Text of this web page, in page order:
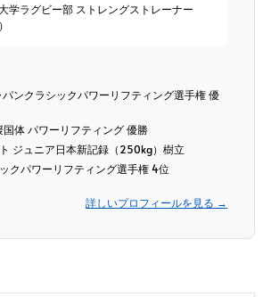
学ラグビー部 ストレングストレーナー
ンクラシックパワーリフティング選手権 優
体 パワーリフティング 優勝
ジュニア日本新記録（250kg）樹立
クパワーリフティング選手権 4位
詳しいプロフィールを見る →